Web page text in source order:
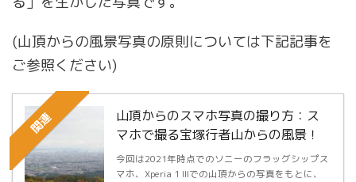
(山頂からの風景写真の原則については下記記事を
ご参照ください)
関連
山頂からのスマホ写真の撮り方：ス
マホで撮る宝塚行者山からの風景！
今回は2021年時点でのソニーのフラッグシップス
マホ、Xperia 1 IIIでの山頂からの写真をもとに、